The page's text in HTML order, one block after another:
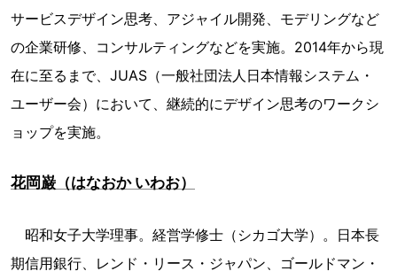
サービスデザイン思考、アジャイル開発、モデリングなど
の企業研修、コンサルティングなどを実施。2014年から現
在に至るまで、JUAS（一般社団法人日本情報システム・
ユーザー会）において、継続的にデザイン思考のワークシ
ョップを実施。
花岡巌（はなおか いわお）
昭和女子大学理事。経営学修士（シカゴ大学）。日本長
期信用銀行、レンド・リース・ジャパン、ゴールドマン・